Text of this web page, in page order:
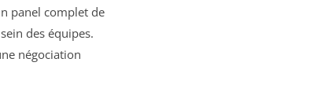
panel complet de
des équipes.
négociation